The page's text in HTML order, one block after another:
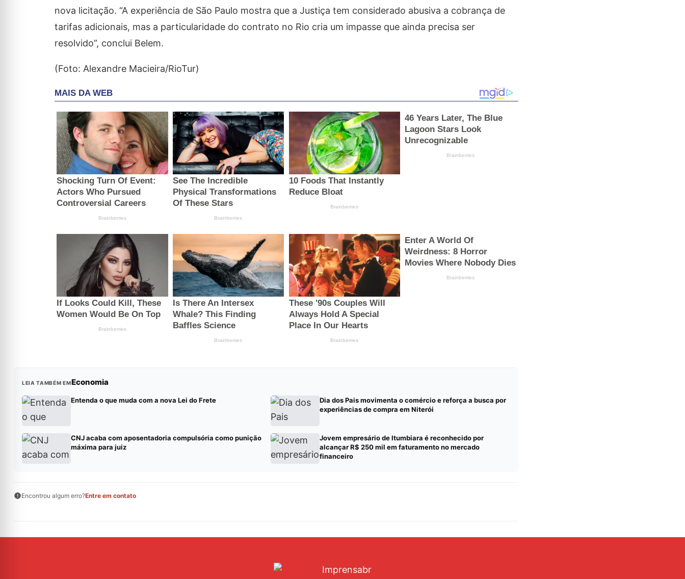
nova licitação. “A experiência de São Paulo mostra que a Justiça tem considerado abusiva a cobrança de
tarifas adicionais, mas a particularidade do contrato no Rio cria um impasse que ainda precisa ser
resolvido”, conclui Belem.
(Foto: Alexandre Macieira/RioTur)
LEIA TAMBÉM EMEconomia
Entenda o que muda com a nova Lei do Frete
Dia dos Pais movimenta o comércio e reforça a busca por
experiências de compra em Niterói
CNJ acaba com aposentadoria compulsória como punição
máxima para juiz
Jovem empresário de Itumbiara é reconhecido por
alcançar R$ 250 mil em faturamento no mercado
financeiro
Encontrou algum erro?Entre em contato